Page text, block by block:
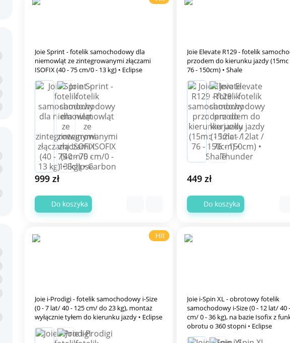
Joie Sprint - fotelik samochodowy dla
niemowląt ze zintegrowanymi złączami
ISOFIX (40 - 75 cm/0 - 13 kg) • Eclipse
999 zł
Do koszyka
Joie Elevate R129 - fotelik
przodem do kierunku jazdy (15mc - 12lat /
76 - 150cm) • Shale
449 zł
Do koszyka
Hit
Joie i-Prodigi - fotelik samochodowy i-Size
(0 - 7 lat/ 40 - 125 cm/ do 23 kg), montaż
wyłącznie tyłem do kierunku jazdy • Eclipse
Joie i-Spin XL - obrotowy fotelik
samochodowy i-Size (0 - 12 lat/ 40
cm/ 0 - 36 kg), na bazie Isofix z
obrotu o 360 stopni • Eclipse